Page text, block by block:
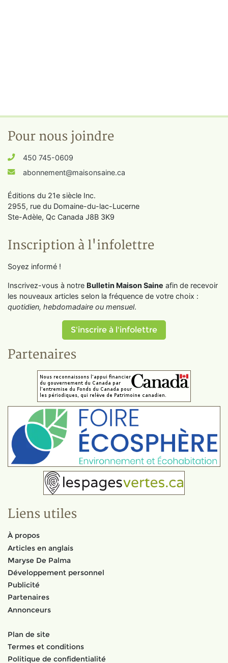
Pour nous joindre
450 745-0609
abonnement@maisonsaine.ca
Éditions du 21e siècle Inc.
2955, rue du Domaine-du-lac-Lucerne
Ste-Adèle, Qc Canada J8B 3K9
Inscription à l'infolettre
Soyez informé !
Inscrivez-vous à notre Bulletin Maison Saine afin de recevoir
les nouveaux articles selon la fréquence de votre choix :
quotidien, hebdomadaire ou mensuel.
S'inscrire à l'infolettre
Partenaires
Liens utiles
À propos
Articles en anglais
Maryse De Palma
Développement personnel
Publicité
Partenaires
Annonceurs
Plan de site
Termes et conditions
Politique de confidentialité